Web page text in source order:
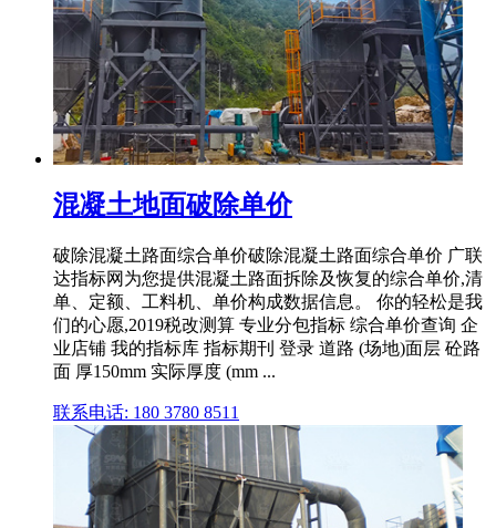
混凝土地面破除单价
破除混凝土路面综合单价破除混凝土路面综合单价 广联
达指标网为您提供混凝土路面拆除及恢复的综合单价,清
单、定额、工料机、单价构成数据信息。 你的轻松是我
们的心愿,2019税改测算 专业分包指标 综合单价查询 企
业店铺 我的指标库 指标期刊 登录 道路 (场地)面层 砼路
面 厚150mm 实际厚度 (mm ...
联系电话: 180 3780 8511